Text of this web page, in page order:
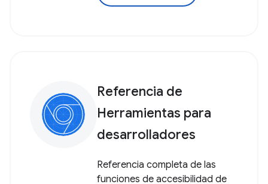
Referencia de
Herramientas para
desarrolladores
Referencia completa de las
funciones de accesibilidad de